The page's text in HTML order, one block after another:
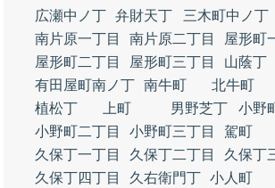
広瀬中ノ丁 弁財天丁 三木町中ノ丁
南片原一丁目
南片原二丁目
屋形町
屋形町二丁目
屋形町三丁目 山蔭丁
有田屋町南ノ丁 南牛町 北牛町
植松丁
上町 男野芝丁
小野
小野町二丁目
小野町三丁目 駕町
久保丁一丁目
久保丁二丁目
久保丁
久保丁四丁目
久右衛門丁 小人町